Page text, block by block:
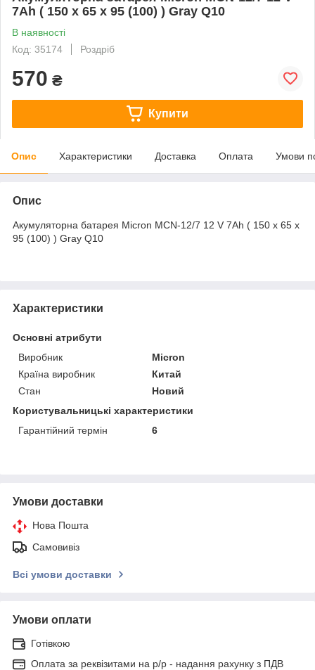
7Ah ( 150 x 65 x 95 (100) ) Gray Q10
В наявності
Код: 35174
Роздріб
570 ₴
Купити
Опис Характеристики Доставка Оплата Умови
Опис
Акумуляторна батарея Micron MCN-12/7 12 V 7Ah ( 150 x 65 x
95 (100) ) Gray Q10
Характеристики
Основні атрибути
Виробник
Micron
Країна виробник
Китай
Стан
Новий
Користувальницькі характеристики
Гарантійний термін
6
Умови доставки
Нова Пошта
Самовивіз
Всі умови доставки
Умови оплати
Готівкою
Оплата за реквізитами на р/р - надання рахунку з ПДВ